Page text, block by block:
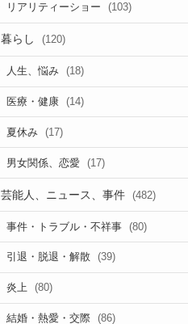
リアリティーショー (103)
暮らし (120)
人生、悩み (18)
医療・健康 (14)
夏休み (17)
男女関係、恋愛 (17)
芸能人、ニュース、事件 (482)
事件・トラブル・不祥事 (80)
引退・脱退・解散 (39)
炎上 (80)
結婚・熱愛・交際 (86)